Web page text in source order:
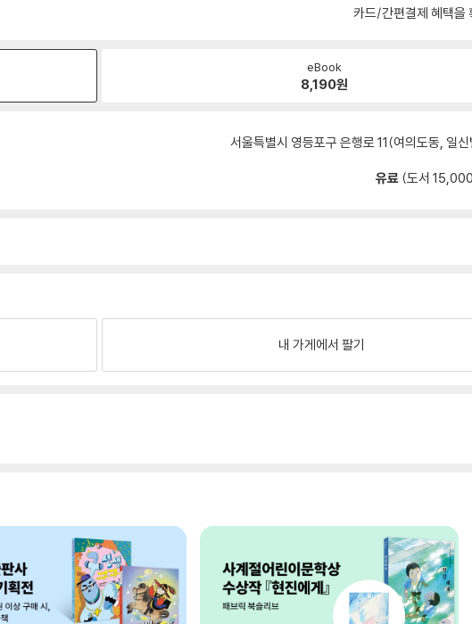
카드/간편결제 혜택을
eBook
8,190원
서울특별시 영등포구 은행로 11(여의도동, 일
유료 (도서
내 가게에서 팔기